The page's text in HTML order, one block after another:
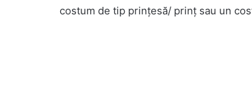
costum de tip prințesӑ/ prinț sau un